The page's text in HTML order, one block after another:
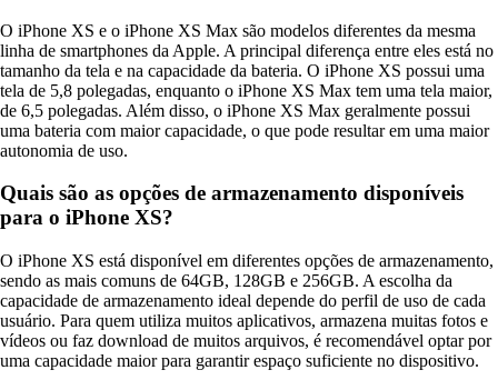
O iPhone XS e o iPhone XS Max são modelos diferentes da mesma
linha de smartphones da Apple. A principal diferença entre eles está no
tamanho da tela e na capacidade da bateria. O iPhone XS possui uma
tela de 5,8 polegadas, enquanto o iPhone XS Max tem uma tela maior,
de 6,5 polegadas. Além disso, o iPhone XS Max geralmente possui
uma bateria com maior capacidade, o que pode resultar em uma maior
autonomia de uso.
Quais são as opções de armazenamento disponíveis
para o iPhone XS?
O iPhone XS está disponível em diferentes opções de armazenamento,
sendo as mais comuns de 64GB, 128GB e 256GB. A escolha da
capacidade de armazenamento ideal depende do perfil de uso de cada
usuário. Para quem utiliza muitos aplicativos, armazena muitas fotos e
vídeos ou faz download de muitos arquivos, é recomendável optar por
uma capacidade maior para garantir espaço suficiente no dispositivo.